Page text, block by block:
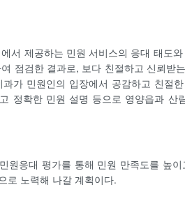
서 제공하는 민원 서비스의 응대 태도
점검한 결과로, 보다 친절하고 신뢰받
가 민원인의 입장에서 공감하고 친절
정확한 민원 설명 등으로 영양읍과 산
원응대 평가를 통해 민원 만족도를 높
로 노력해 나갈 계획이다.